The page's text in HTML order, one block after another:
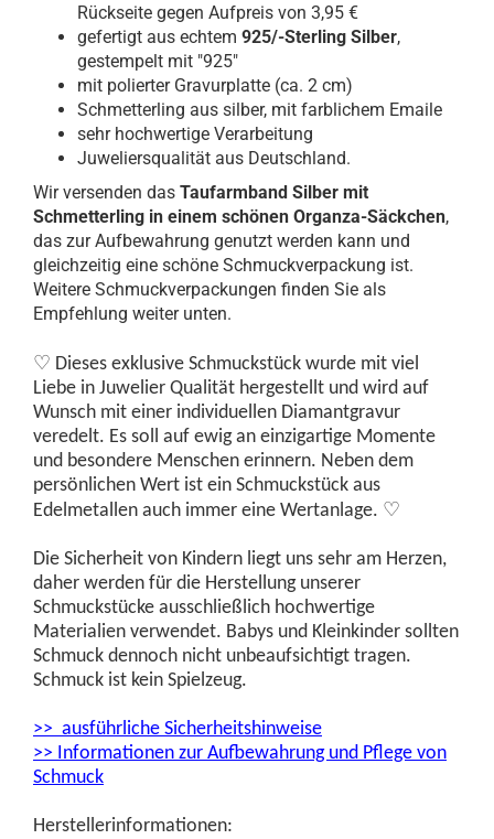
Rückseite gegen Aufpreis von 3,95 €
gefertigt aus echtem 925/-Sterling Silber,
gestempelt mit "925"
mit polierter Gravurplatte (ca. 2 cm)
Schmetterling aus silber, mit farblichem Emaile
sehr hochwertige Verarbeitung
Juweliersqualität aus Deutschland.
Wir versenden das Taufarmband Silber mit
Schmetterling in einem schönen Organza-Säckchen,
das zur Aufbewahrung genutzt werden kann und
gleichzeitig eine schöne Schmuckverpackung ist.
Weitere Schmuckverpackungen finden Sie als
Empfehlung weiter unten.
♡ Dieses exklusive Schmuckstück wurde mit viel
Liebe in Juwelier Qualität hergestellt und wird auf
Wunsch mit einer individuellen Diamantgravur
veredelt. Es soll auf ewig an einzigartige Momente
und besondere Menschen erinnern. Neben dem
persönlichen Wert ist ein Schmuckstück aus
Edelmetallen auch immer eine Wertanlage. ♡
Die Sicherheit von Kindern liegt uns sehr am Herzen,
daher werden für die Herstellung unserer
Schmuckstücke ausschließlich hochwertige
Materialien verwendet. Babys und Kleinkinder sollten
Schmuck dennoch nicht unbeaufsichtigt tragen.
Schmuck ist kein Spielzeug.
>> ausführliche Sicherheitshinweise
>> Informationen zur Aufbewahrung und Pflege von
Schmuck
Herstellerinformationen: